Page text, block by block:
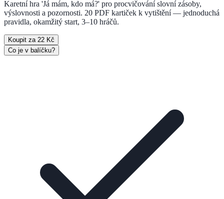
Karetní hra 'Já mám, kdo má?' pro procvičování slovní zásoby,
výslovnosti a pozornosti. 20 PDF kartiček k vytištění — jednoduchá
pravidla, okamžitý start, 3–10 hráčů.
Koupit za 22 Kč
Co je v balíčku?